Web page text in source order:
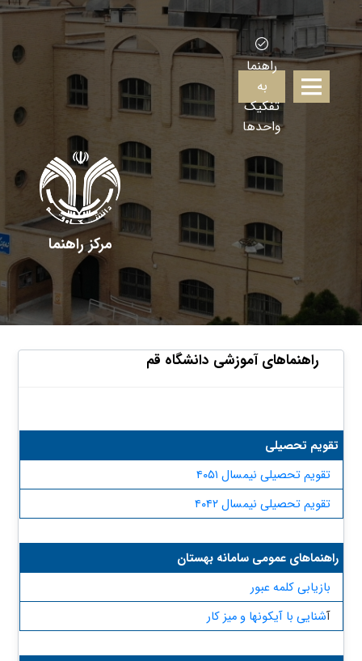
راهنما
به
تفکیک
واحدها
مرکز راهنما
راهنماهای آموزشی دانشگاه قم
​تقویم تحصیلی
تقویم تحصیلی نیمسال ۴۰۵۱
تقویم تحصیلی نیمسال ۴۰۴۲
​راهنماهای عمومی سامانه بهستان
بازیابی کلمه عبور​
آشنایی با آیکونها و میز کار